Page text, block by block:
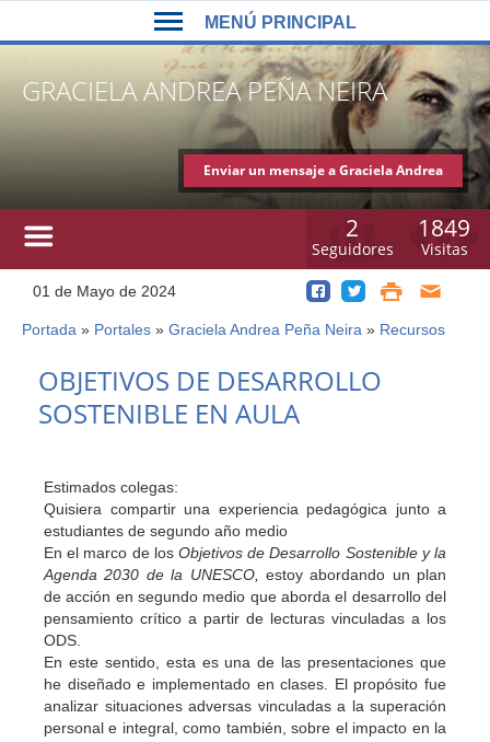
GRACIELA ANDREA PEÑA NEIRA
Enviar un mensaje a Graciela Andrea
1849
Visitas
2
Seguidores
01 de Mayo de 2024
Usted
está
aquí
Portada » Portales » Graciela Andrea Peña Neira » Recursos
top
OBJETIVOS DE DESARROLLO
SOSTENIBLE EN AULA
Estimados colegas:
Quisiera compartir una experiencia pedagógica junto a
estudiantes de segundo año medio
En el marco de los Objetivos de Desarrollo Sostenible y la
Agenda 2030 de la UNESCO, estoy abordando un plan
de acción en segundo medio que aborda el desarrollo del
pensamiento crítico a partir de lecturas vinculadas a los
ODS.
En este sentido, esta es una de las presentaciones que
he diseñado e implementado en clases. El propósito fue
analizar situaciones adversas vinculadas a la superación
personal e integral, como también, sobre el impacto en la
MENÚ PRINCIPAL
MENÚ
PRINCIPAL